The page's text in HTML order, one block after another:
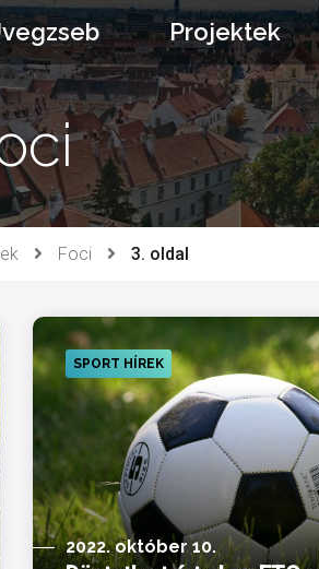
Projektek
Foci 3. oldal
SPORT HÍREK
2022. október 10.